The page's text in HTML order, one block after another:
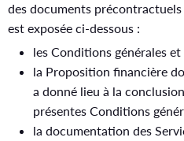
des documents
est exposée ci-dessous :
les Conditions générales
la Proposition financière
a donné lieu à la
présentes Conditions
la documentation des